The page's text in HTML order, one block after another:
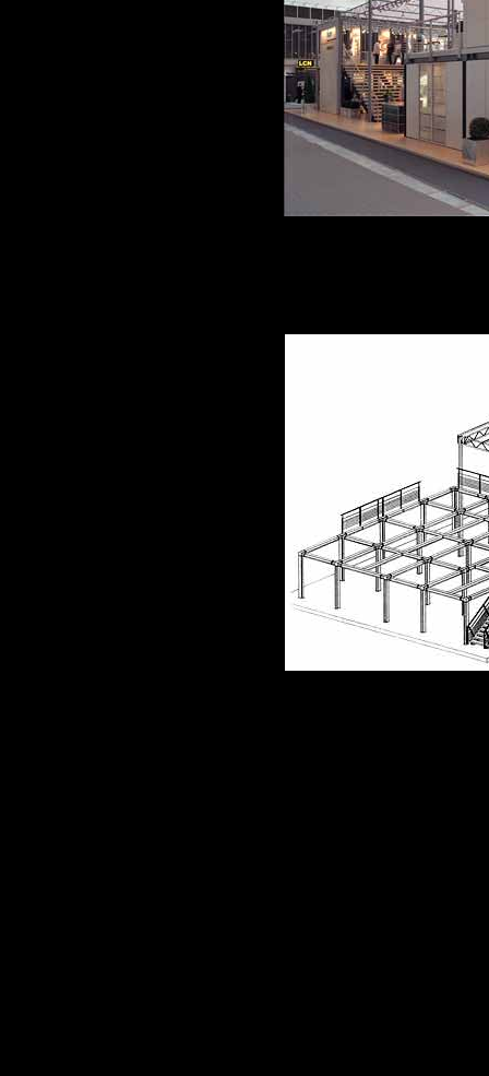
375m² Geschossbau
HEB 200 Trägerlage
und biegesteifen
der Stützen im
Planungs- und
PLANBAU Essen